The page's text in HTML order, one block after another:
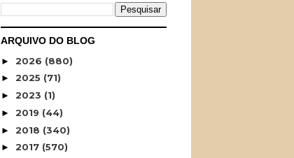
ARQUIVO DO BLOG
► 2026 (880)
► 2025 (71)
► 2023 (1)
► 2019 (44)
► 2018 (340)
► 2017 (570)